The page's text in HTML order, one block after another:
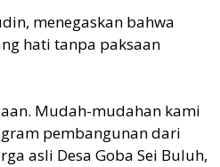
menegaskan bahwa
hati tanpa paksaan
Mudah-mudahan kami
pembangunan dari
asli Desa Goba Sei Buluh,